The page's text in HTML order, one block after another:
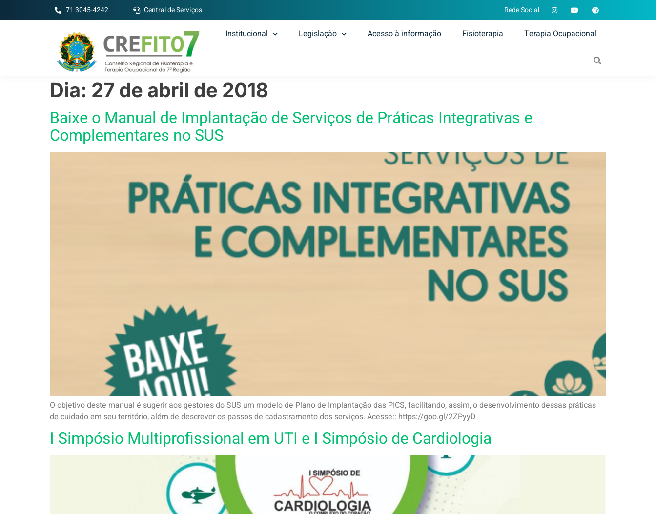
71 3045-4242 Central de Serviços Rede Social
Institucional Legislação Acesso à informação Fisioterapia Terapia Ocupacional
Dia: 27 de abril de 2018
Baixe o Manual de Implantação de Serviços de Práticas Integrativas e
Complementares no SUS
O objetivo deste manual é sugerir aos gestores do SUS um modelo de Plano de Implantação das PICS, facilitando, assim, o desenvolvimento dessas práticas
de cuidado em seu território, além de descrever os passos de cadastramento dos serviços. Acesse:: https://goo.gl/2ZPyyD
I Simpósio Multiprofissional em UTI e I Simpósio de Cardiologia